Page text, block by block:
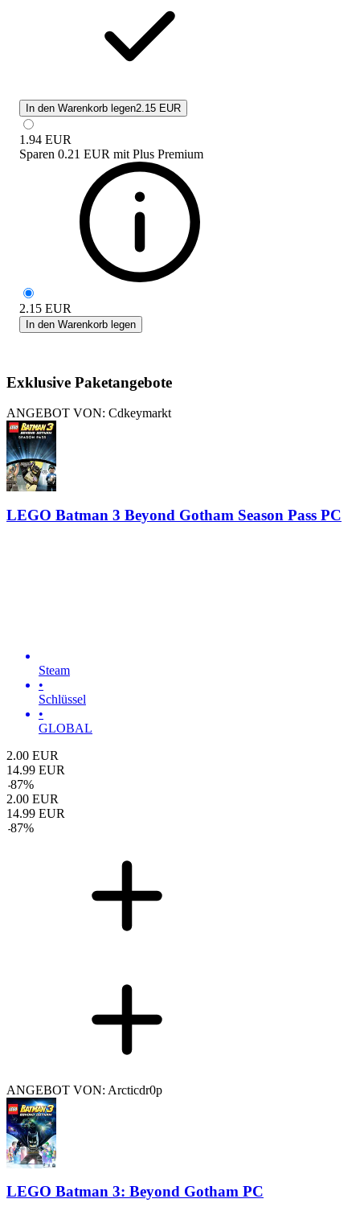
In den Warenkorb legen2.15 EUR
1.94 EUR
Sparen 0.21 EUR mit Plus Premium
2.15 EUR
In den Warenkorb legen
Exklusive Paketangebote
ANGEBOT VON: Cdkeymarkt
LEGO Batman 3 Beyond Gotham Season Pass PC
Steam
•
Schlüssel
•
GLOBAL
2.00 EUR
14.99 EUR
-87%
2.00 EUR
14.99 EUR
-87%
ANGEBOT VON: Arcticdr0p
LEGO Batman 3: Beyond Gotham PC